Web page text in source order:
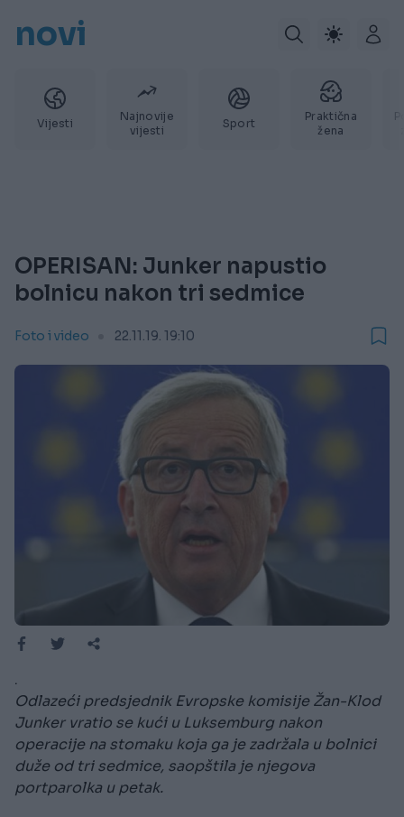
novi
Vijesti
Najnovije
vijesti
Sport
Praktična
žena
OPERISAN: Junker napustio
bolnicu nakon tri sedmice
Foto i video 22.11.19. 19:10
.
Odlazeći predsjednik Evropske komisije Žan-Klod
Junker vratio se kući u Luksemburg nakon
operacije na stomaku koja ga je zadržala u bolnici
duže od tri sedmice, saopštila je njegova
portparolka u petak.